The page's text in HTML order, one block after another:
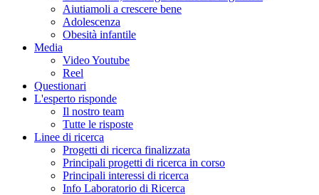
Aiutiamoli a crescere bene
Adolescenza
Obesità infantile
Media
Video Youtube
Reel
Questionari
L'esperto risponde
Il nostro team
Tutte le risposte
Linee di ricerca
Progetti di ricerca finalizzata
Principali progetti di ricerca in corso
Principali interessi di ricerca
Info Laboratorio di Ricerca